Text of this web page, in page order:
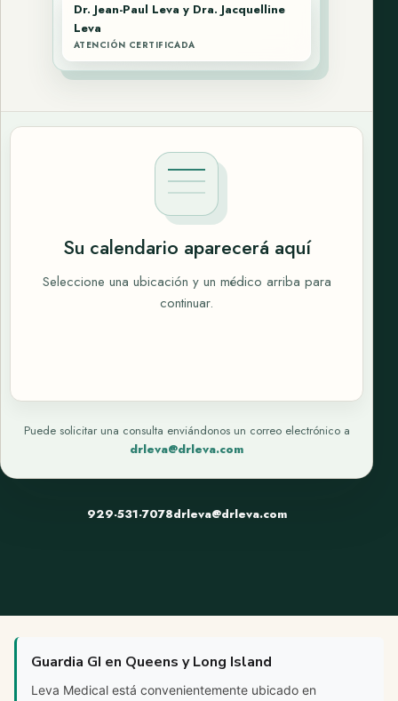
Dr. Jean-Paul Leva y Dra. Jacquelline
Leva
ATENCIÓN CERTIFICADA
Su calendario aparecerá aquí
Seleccione una ubicación y un médico arriba para
continuar.
Puede solicitar una consulta enviándonos un correo electrónico a
drleva@drleva.com
929-531-7078drleva@drleva.com
Guardia GI en Queens y Long Island
Leva Medical está convenientemente ubicado en